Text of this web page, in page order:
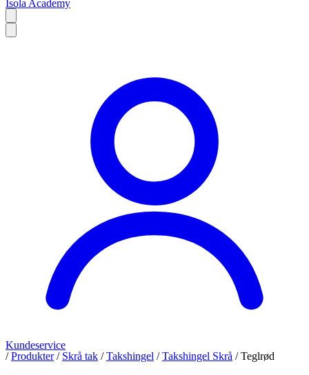
Isola Academy
Kundeservice
/ Produkter / Skrå tak / Takshingel / Takshingel Skrå / Teglrød